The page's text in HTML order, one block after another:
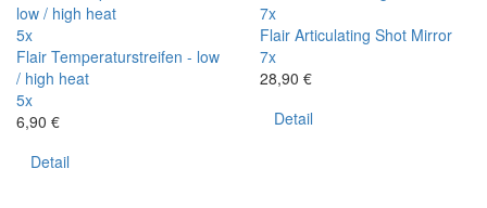
5x
Flair Temperaturstreifen - low
/ high heat
5x
6,90 €
Detail
7x
Flair Articulating Shot Mirror
7x
28,90 €
Detail